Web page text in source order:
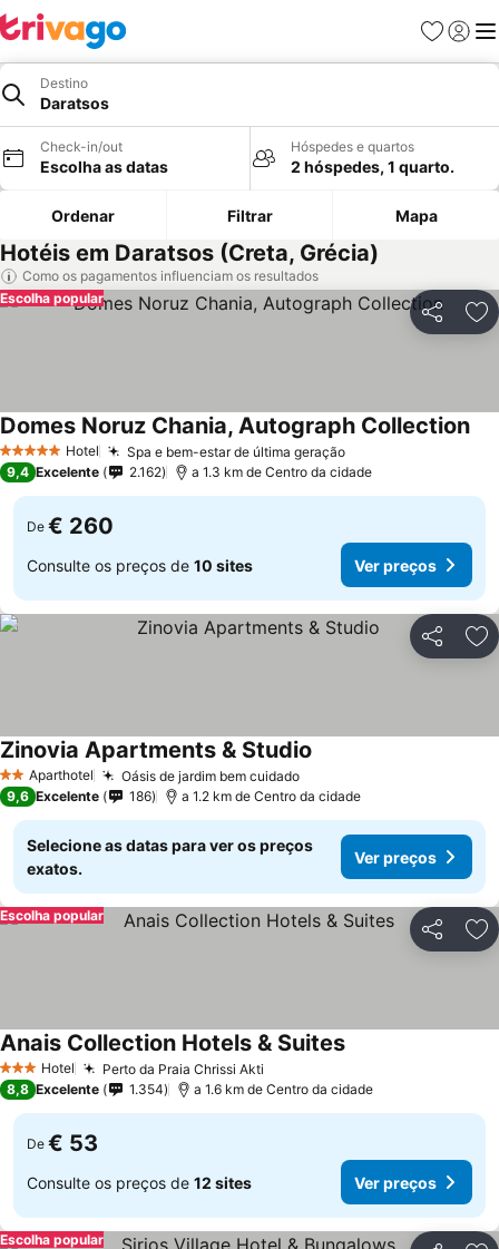
Favoritos
Iniciar
Destino
Daratsos
Check-in/out
Escolha as datas
Hóspedes e quartos
2 hóspedes, 1 quarto.
Ordenar Filtrar Mapa
Hotéis em Daratsos (Creta, Grécia)
Como os pagamentos influenciam os resultados
Partilhar
Escolha popular
5 Estrelas Hotel Spa e bem-estar de última geração
Domes Noruz Chania, Autograph Collection
9,4 Excelente 2.162 a 1.3 km de Centro da cidade
De € 260
Consulte os preços de 10 sites Ver preços
Partilhar
2 EstrelasAparthotel Oásis de jardim bem cuidado
Zinovia Apartments & Studio
9,6 Excelente 186 a 1.2 km de Centro da cidade
Selecione as datas para ver os preços
exatos.
Ver preços
Partilhar
Escolha popular
3 EstrelasHotel Perto da Praia Chrissi Akti
Anais Collection Hotels & Suites
8,8 Excelente 1.354 a 1.6 km de Centro da cidade
De € 53
Consulte os preços de 12 sites Ver preços
Escolha popular